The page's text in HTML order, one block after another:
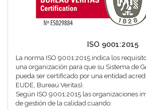
ISO 9001:2015
La norma ISO 9001:2015 indica los
una organización para que su Sistema de
pueda ser certificado por una entidad
EUDE, Bureau Veritas).
Según ISO 9001:2015 las organizaciones
de gestión de la calidad cuando: